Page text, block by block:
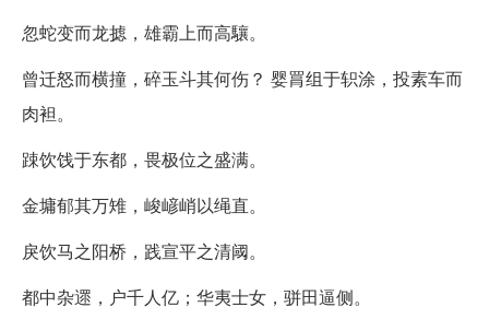
忽蛇变而龙摅，雄霸上而高驤。
曾迁怒而横撞，碎玉斗其何伤？ 婴罥组于轵涂，投素车而
肉袒。
踈饮饯于东都，畏极位之盛满。
金墉郁其万雉，峻嵃峭以绳直。
戾饮马之阳桥，践宣平之清阈。
都中杂遝，户千人亿；华夷士女，骈田逼侧。